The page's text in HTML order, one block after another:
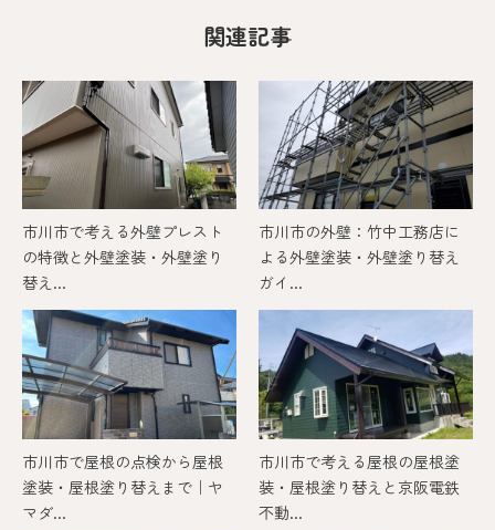
関連記事
市川市で考える外壁プレスト
の特徴と外壁塗装・外壁塗り
替え...
市川市の外壁：竹中工務店に
よる外壁塗装・外壁塗り替え
ガイ...
市川市で屋根の点検から屋根
塗装・屋根塗り替えまで｜ヤ
マダ...
市川市で考える屋根の屋根塗
装・屋根塗り替えと京阪電鉄
不動...